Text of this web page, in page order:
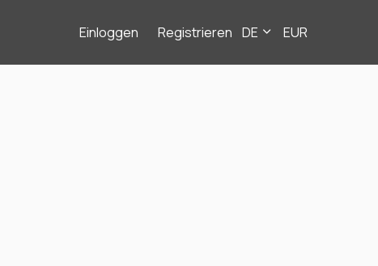
Einloggen Registrieren DE EUR